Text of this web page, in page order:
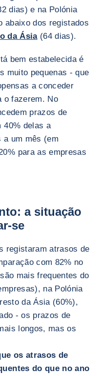
dias) e na Polónia
abaixo dos registados
da Ásia(64 dias).
bem estabelecida é
muito pequenas - que
a conceder
o fazerem. No
prazos de
40% delas a
a um mês (em
para as empresas
a situação
se
registaram atrasos de
com 82% no
mais frequentes do
na Polónia
da Ásia (60%),
- os prazos de
longos, mas os
os atrasos de
do que no ano